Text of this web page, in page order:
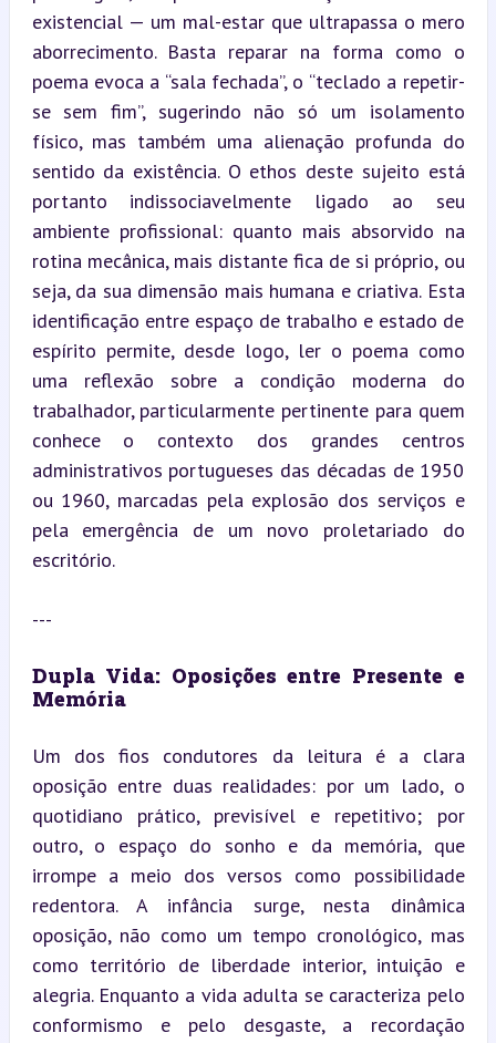
existencial — um mal-estar que ultrapassa o mero
aborrecimento. Basta reparar na forma como o
poema evoca a “sala fechada”, o “teclado a repetir-
se sem fim”, sugerindo não só um isolamento
físico, mas também uma alienação profunda do
sentido da existência. O ethos deste sujeito está
portanto indissociavelmente ligado ao seu
ambiente profissional: quanto mais absorvido na
rotina mecânica, mais distante fica de si próprio, ou
seja, da sua dimensão mais humana e criativa. Esta
identificação entre espaço de trabalho e estado de
espírito permite, desde logo, ler o poema como
uma reflexão sobre a condição moderna do
trabalhador, particularmente pertinente para quem
conhece o contexto dos grandes centros
administrativos portugueses das décadas de 1950
ou 1960, marcadas pela explosão dos serviços e
pela emergência de um novo proletariado do
escritório.
---
Dupla Vida: Oposições entre Presente e
Memória
Um dos fios condutores da leitura é a clara
oposição entre duas realidades: por um lado, o
quotidiano prático, previsível e repetitivo; por
outro, o espaço do sonho e da memória, que
irrompe a meio dos versos como possibilidade
redentora. A infância surge, nesta dinâmica
oposição, não como um tempo cronológico, mas
como território de liberdade interior, intuição e
alegria. Enquanto a vida adulta se caracteriza pelo
conformismo e pelo desgaste, a recordação